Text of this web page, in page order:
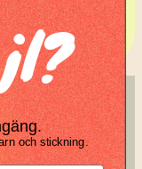
Lär dig
KNIT KNOT
Manifesto
och stickning.